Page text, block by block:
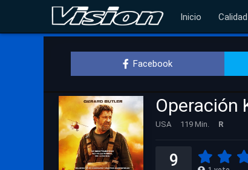
Inicio Calidad
Facebook
Operación
USA 119 Min. R
9